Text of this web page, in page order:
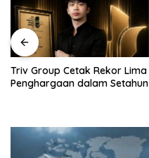
Triv Group Cetak Rekor Lima
Penghargaan dalam Setahun